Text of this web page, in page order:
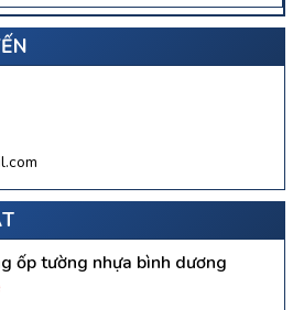
ốp tường nhựa bình dương